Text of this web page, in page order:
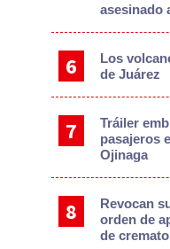
asesinado
Los
de Juárez
Tráiler
pasajeros
Ojinaga
Revocan
orden de
de